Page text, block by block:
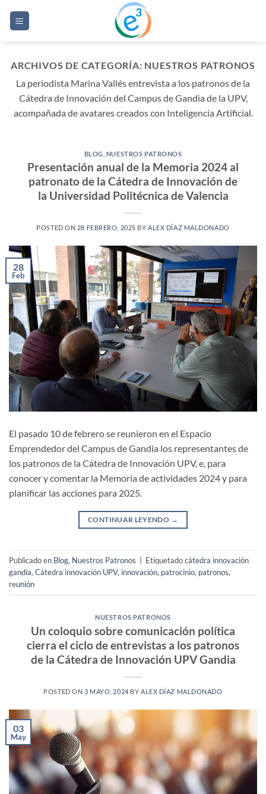
ARCHIVOS DE CATEGORÍA: NUESTROS PATRONOS
La periodista Marina Vallés entrevista a los patronos de la
Cátedra de Innovación del Campus de Gandia de la UPV,
acompañada de avatares creados con Inteligencia Artificial.
BLOG NUESTROS PATRONOS
Presentación anual de la Memoria 2024 al
patronato de la Cátedra de Innovación de
la Universidad Politécnica de Valencia
POSTED ON 28 FEBRERO, 2025 BYALEX DÍAZ MALDONADO
28
Feb
El pasado 10 de febrero se reunieron en el Espacio
Emprendedor del Campus de Gandia los representantes de
los patronos de la Cátedra de Innovación UPV, e, para
conocer y comentar la Memoria de actividades 2024 y para
planificar las acciones para 2025.
CONTINUAR LEYENDO →
Publicado en Blog, Nuestros Patronos Etiquetadocátedra innovación
gandia,Cátedra innovación UPV, innovación, patrocinio, patronos,
reunión
NUESTROS PATRONOS
Un coloquio sobre comunicación política
cierra el ciclo de entrevistas a los patronos
de la Cátedra de Innovación UPV Gandia
POSTED ON 3 MAYO, 2024 BY ALEX DÍAZ MALDONADO
03
May